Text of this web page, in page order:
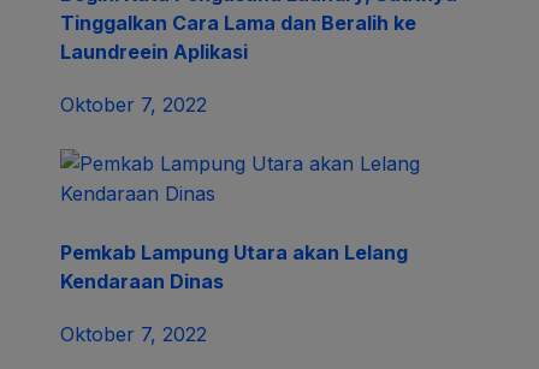
Tinggalkan Cara Lama dan Beralih ke
Laundreein Aplikasi
Oktober 7, 2022
Pemkab Lampung Utara akan Lelang
Kendaraan Dinas
Oktober 7, 2022